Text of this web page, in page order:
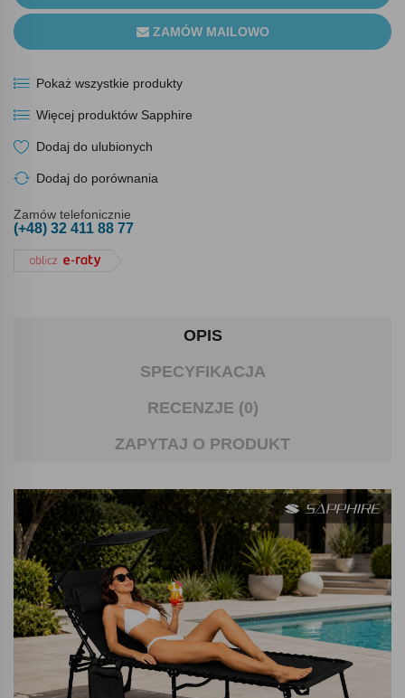
ZAMÓW MAILOWO
Pokaż wszystkie produkty
Więcej produktów Sapphire
Dodaj do ulubionych
Dodaj do porównania
Zamów telefonicznie
(+48) 32 411 88 77
OPIS
SPECYFIKACJA
RECENZJE (0)
ZAPYTAJ O PRODUKT